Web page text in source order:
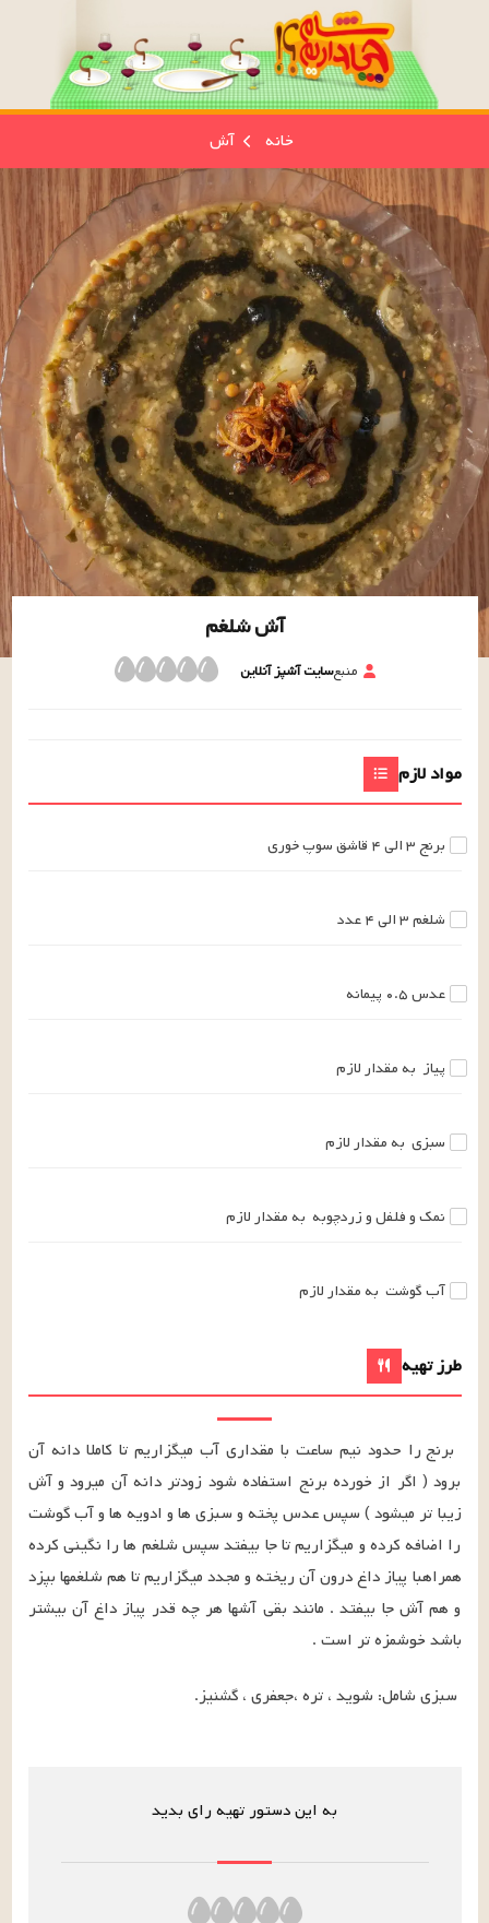
خانه آش
آش شلغم
منبعسایت آشپز آنلاین
مواد لازم
برنج ۳ الی ۴ قاشق سوپ خوری
شلغم۳ الی ۴ عدد
عدس۰.۵ پیمانه
پیاز به مقدار لازم
سبزی به مقدار لازم
نمک و فلفل و زردچوبه به مقدار لازم
آب گوشت به مقدار لازم
طرز تهیه
باشد خوشمزه تر است .
سبزی شامل: شوید ، تره ،جعفری ، گشنیز.
به این دستور تهیه رای بدید